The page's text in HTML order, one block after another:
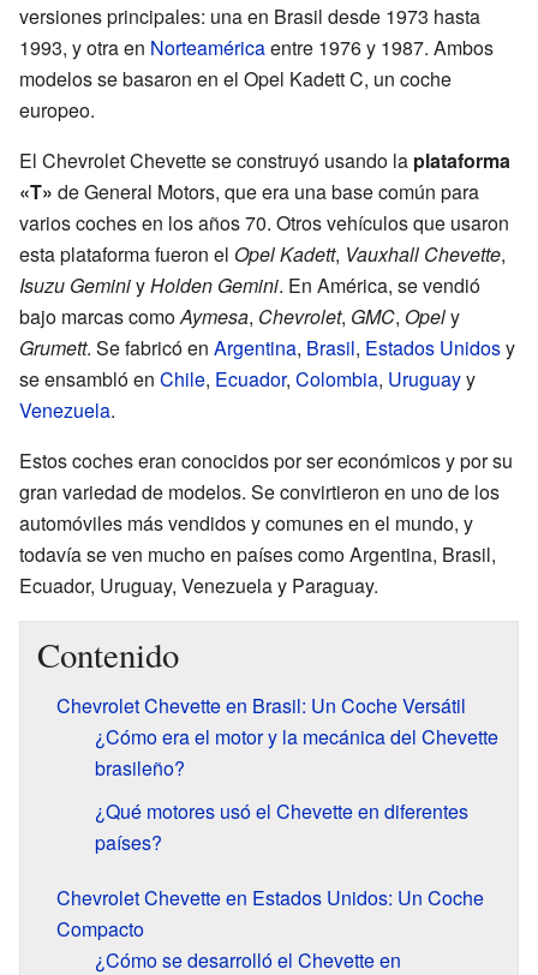
versiones principales: una en Brasil desde 1973 hasta
1993, y otra en Norteaméricaentre 1976 y 1987. Ambos
modelos se basaron en el Opel Kadett C, un coche
europeo.
El Chevrolet Chevette se construyó usando la plataforma
«T» de General Motors, que era una base común para
varios coches en los años 70. Otros vehículos que usaron
esta plataforma fueron el Opel Kadett, Vauxhall Chevette,
Isuzu GeminiyHolden Gemini. En América, se vendió
bajo marcas comoAymesa, Chevrolet, GMC, Opely
Grumett. Se fabricó en Argentina, Brasil, Estados Unidosy
se ensambló en Chile, Ecuador, Colombia, Uruguayy
Venezuela.
Estos coches eran conocidos por ser económicos y por su
gran variedad de modelos. Se convirtieron en uno de los
automóviles más vendidos y comunes en el mundo, y
todavía se ven mucho en países como Argentina, Brasil,
Ecuador, Uruguay, Venezuela y Paraguay.
Contenido
Chevrolet Chevette en Brasil: Un Coche Versátil
¿Cómo era el motor y la mecánica del Chevette
brasileño?
¿Qué motores usó el Chevette en diferentes
países?
Chevrolet Chevette en Estados Unidos: Un Coche
Compacto
¿Cómo se desarrolló el Chevette en